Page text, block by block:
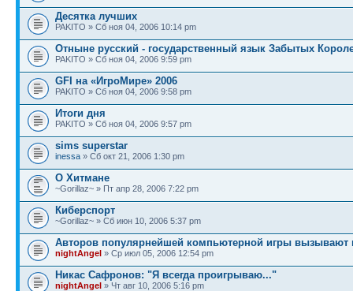
Десятка лучших
PAKITO » Сб ноя 04, 2006 10:14 pm
Отныне русский - государственный язык Забытых
PAKITO » Сб ноя 04, 2006 9:59 pm
GFI на «ИгроМире» 2006
PAKITO » Сб ноя 04, 2006 9:58 pm
Итоги дня
PAKITO » Сб ноя 04, 2006 9:57 pm
sims superstar
inessa » Сб окт 21, 2006 1:30 pm
О Хитмане
~Gorillaz~ » Пт апр 28, 2006 7:22 pm
Киберспорт
~Gorillaz~ » Сб июн 10, 2006 5:37 pm
Авторов популярнейшей компьютерной игры вызывают
nightAngel » Ср июл 05, 2006 12:54 pm
Никас Cафронов: "Я всегда проигрываю..."
nightAngel » Чт авг 10, 2006 5:16 pm